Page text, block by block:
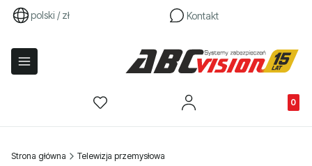
polski / zł Kontakt
Strona główna Telewizja przemysłowa